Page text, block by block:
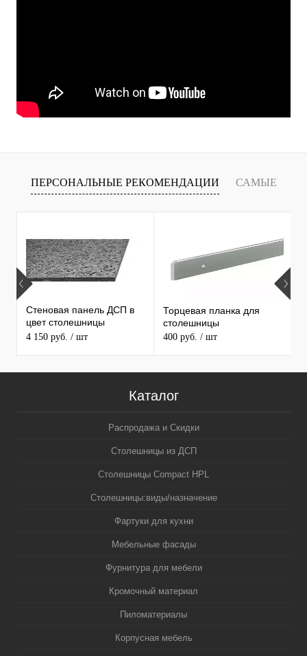
ПЕРСОНАЛЬНЫЕ РЕКОМЕНДАЦИИ САМЫЕ
ПРОДАВАЕМЫЕ ТОВАРЫ
Стеновая панель ДСП в
цвет столешницы
MAERSS
4 150 руб. / шт
Торцевая планка для
столешницы
400 руб. / шт
Каталог
Распродажа и Скидки
Столешницы из ДСП
Столешницы Compact HPL
Столешницы:виды/назначение
Фартуки для кухни
Мебельные фасады
Фурнитура для мебели
Кромочный материал
Пиломатериалы
Корпусная мебель